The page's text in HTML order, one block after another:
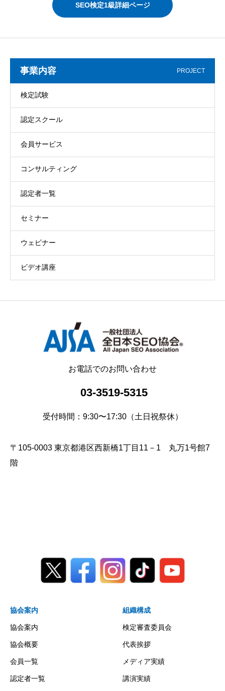
SEO検定1級詳細ページ
事業内容 PROJECT
検定試験
認定スクール
会員サービス
コンサルティング
認定者一覧
セミナー
ウェビナー
ビデオ講座
お電話でのお問い合わせ
03-3519-5315
受付時間：9:30〜17:30（土日祝祭休）
〒105-0003 東京都港区西新橋1丁目11－1 丸万1号館7
階
協会案内
協会案内
協会概要
会員一覧
認定者一覧
組織構成
検定審査委員会
代表挨拶
メディア実績
講演実績